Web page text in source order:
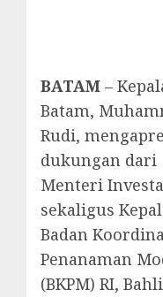
BATAM –
Batam,
Rudi,
dukungan dari
Menteri
sekaligus
Badan
Penanaman
(BKPM) RI,